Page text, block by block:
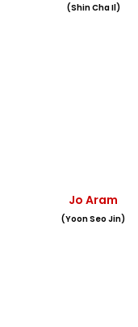
(Shin Cha Il)
Jo Aram
(Yoon Seo Jin)